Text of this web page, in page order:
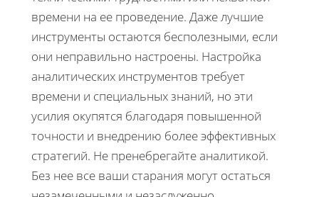
времени на ее проведение. Даже лучшие
инструменты остаются бесполезными, если
они неправильно настроены. Настройка
аналитических инструментов требует
времени и специальных знаний, но эти
усилия окупятся благодаря повышенной
точности и внедрению более эффективных
стратегий. Не пренебрегайте аналитикой.
Без нее все ваши старания могут остаться